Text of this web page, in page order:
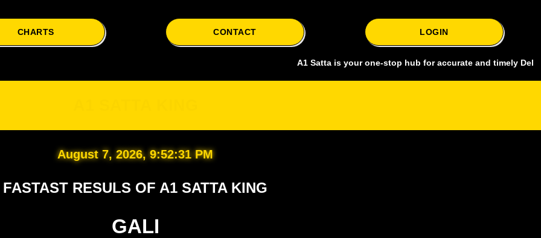
CHARTS CONTACT LOGIN
A1 Satta is your one-stop hub for accurate and timely Delhi
August 7, 2026, 9:52:32 PM
FASTAST RESULS OF A1 SATTA KING
GALI